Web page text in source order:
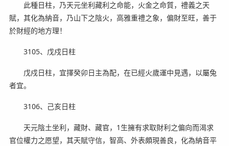
此種日柱，乃天元坐利藏利之命能，火金之命質，禮義之天
賦，其化為納音，乃山下之陰火，高雅重禮之象，偏財至旺，善于
於財經的地方理！
3105、戊戍日柱
戊戍日柱，宜擇癸卯日主為配，在已經火歲運中見遇，以屬兔
者宜。
3106、己亥日柱
天元陰土坐利，藏財、藏官，1生擁有求取財利之偏向而渴求
官位權力之愿望，其天賦守信，智高、外表頗現善良，化為納音平